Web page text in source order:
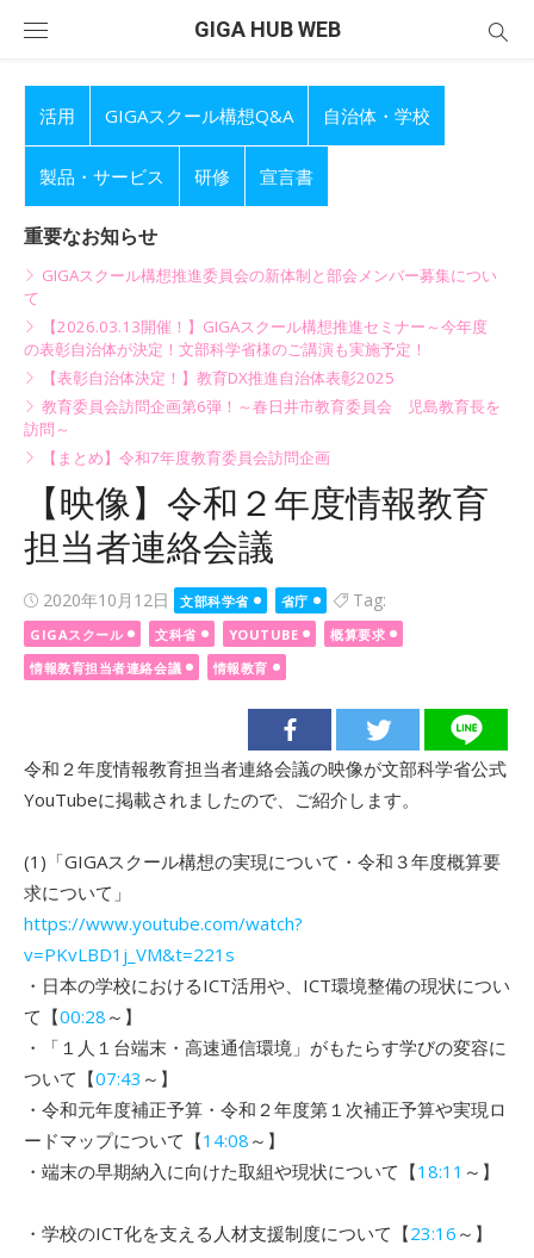
GIGA HUB WEB
活用 GIGAスクール構想Q&A 自治体・学校
製品・サービス 研修 宣言書
重要なお知らせ
GIGAスクール構想推進委員会の新体制と部会メンバー募集につい
て
【2026.03.13開催！】GIGAスクール構想推進セミナー～今年度
の表彰自治体が決定！文部科学省様のご講演も実施予定！
【表彰自治体決定！】教育DX推進自治体表彰2025
教育委員会訪問企画第6弾！～春日井市教育委員会 児島教育長を
訪問～
【まとめ】令和7年度教育委員会訪問企画
【映像】令和２年度情報教育
担当者連絡会議
Posted
on
2020年10月12日 文部科学省 省庁 Tag:
GIGAスクール 文科省 YOUTUBE
概算要求
情報教育担当者連絡会議
情報教育
令和２年度情報教育担当者連絡会議の映像が文部科学省公式
YouTubeに掲載されましたので、ご紹介します。
(1)「GIGAスクール構想の実現について・令和３年度概算要
求について」
https://www.youtube.com/watch?
v=PKvLBD1j_VM&t=221s
・日本の学校におけるICT活用や、ICT環境整備の現状につい
て【00:28 ～】
・「１人１台端末・高速通信環境」がもたらす学びの変容に
ついて【07:43 ～】
・令和元年度補正予算・令和２年度第１次補正予算や実現ロ
ードマップについて【14:08 ～】
・端末の早期納入に向けた取組や現状について【18:11 ～】
・学校のICT化を支える人材支援制度について【23:16 ～】